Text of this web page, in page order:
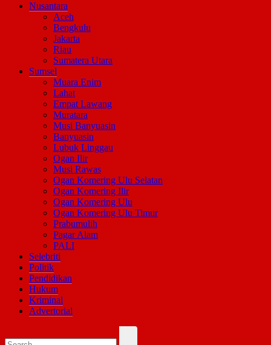
Nusantara
Aceh
Bengkulu
Jakarta
Riau
Sumatera Utara
Sumsel
Muara Enim
Lahat
Empat Lawang
Muratara
Musi Banyuasin
Banyuasin
Lubuk Linggau
Ogan Ilir
Musi Rawas
Ogan Komering Ulu Selatan
Ogan Komering Ilir
Ogan Komering Ulu
Ogan Komering Ulu Timur
Prabumulih
Pagar Alam
PALI
Selebriti
Politik
Pendidikan
Hukum
Kriminal
Advertorial